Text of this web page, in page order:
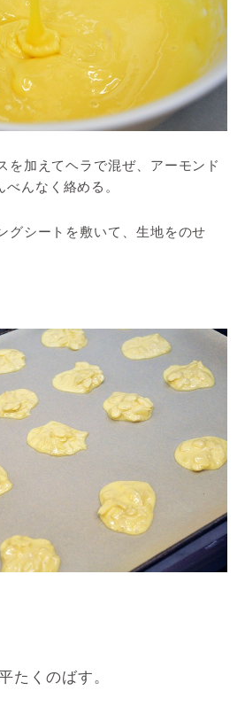
を加えてヘラで混ぜ、アーモンド
んなく絡める。
グシートを敷いて、生地をのせ
たくのばす。